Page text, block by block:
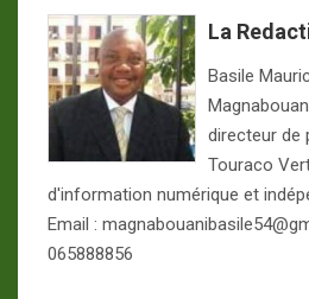
La
Basile
directeur de
Touraco
d'information numérique et
Email :
065888856